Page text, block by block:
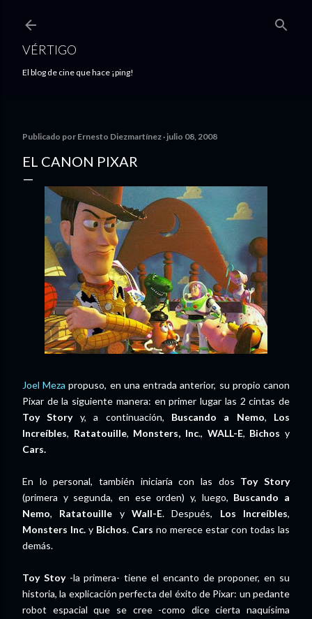
VÉRTIGO
El blog de cine que hace ¡ping!
Publicado por Ernesto Diezmartínez julio 08, 2008
EL CANON PIXAR
Joel Mezapropuso, en una entrada anterior, su propio canon
Pixar de la siguiente manera: en primer lugar las 2 cintas de
Toy Storyy, a continuación, Buscando a Nemo, Los
Increíbles, Ratatouille, Monsters, Inc., WALL-E, Bichosy
Cars.
En lo personal, también iniciaría con las dos Toy Story
(primera y segunda, en ese orden) y, luego, Buscando a
Nemo, Ratatouille yWall-E. Después, Los Increíbles,
Monsters Inc. y Bichos. Cars no merece estar con todas las
demás.
Toy Stoy-la primera- tiene el encanto de proponer, en su
historia, la explicación perfecta del éxito de Pixar: un pedante
robot espacial que se cree -como dice cierta naquísima